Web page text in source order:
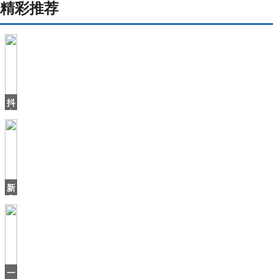
精彩推荐
抖
上
海
爷
新
国
华
一